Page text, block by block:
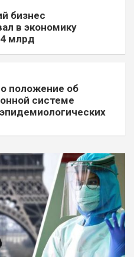
бизнес
в экономику
млрд
положение об
системе